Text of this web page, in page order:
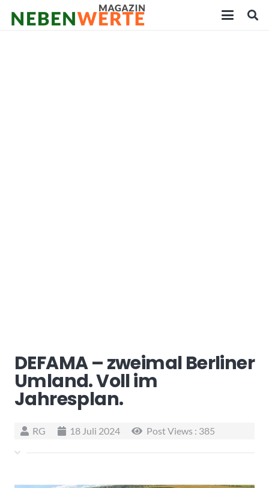
DEFAMA – zweimal Berliner
Umland. Voll im
Jahresplan.
RG 18 Juli 2024 Post Views : 385